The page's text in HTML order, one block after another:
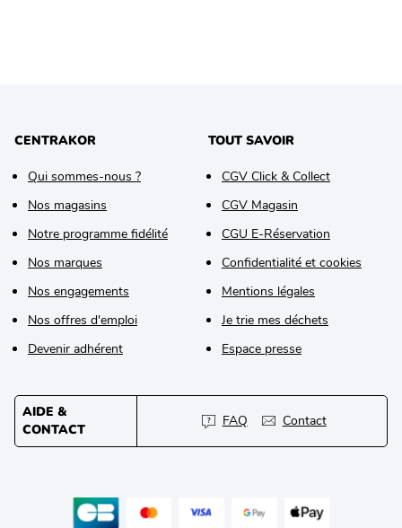
CENTRAKOR
Qui sommes-nous ?
Nos magasins
Notre programme fidélité
Nos marques
Nos engagements
Nos offres d'emploi
Devenir adhérent
TOUT SAVOIR
CGV Click & Collect
CGV Magasin
CGU E-Réservation
Confidentialité et cookies
Mentions légales
Je trie mes déchets
Espace presse
AIDE &
CONTACT
FAQ Contact